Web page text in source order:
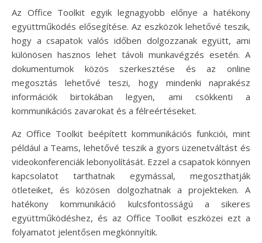
Az Office Toolkit egyik legnagyobb előnye a hatékony
együttműködés elősegítése. Az eszközök lehetővé teszik,
hogy a csapatok valós időben dolgozzanak együtt, ami
különösen hasznos lehet távoli munkavégzés esetén. A
dokumentumok közös szerkesztése és az online
megosztás lehetővé teszi, hogy mindenki naprakész
információk birtokában legyen, ami csökkenti a
kommunikációs zavarokat és a félreértéseket.
Az Office Toolkit beépített kommunikációs funkciói, mint
például a Teams, lehetővé teszik a gyors üzenetváltást és
videokonferenciák lebonyolítását. Ezzel a csapatok könnyen
kapcsolatot tarthatnak egymással, megoszthatják
ötleteiket, és közösen dolgozhatnak a projekteken. A
hatékony kommunikáció kulcsfontosságú a sikeres
együttműködéshez, és az Office Toolkit eszközei ezt a
folyamatot jelentősen megkönnyítik.